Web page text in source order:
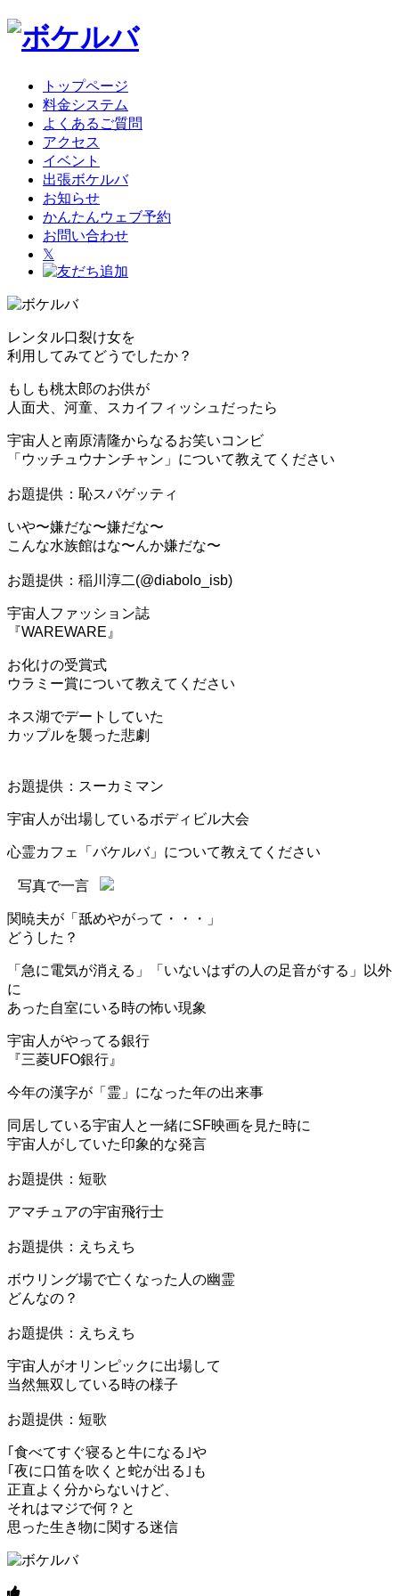
トップページ
料金システム
よくあるご質問
アクセス
イベント
出張ボケルバ
お知らせ
かんたんウェブ予約
お問い合わせ
𝕏
レンタル口裂け女を
利用してみてどうでしたか？
もしも桃太郎のお供が
人面犬、河童、スカイフィッシュだったら
宇宙人と南原清隆からなるお笑いコンビ
「ウッチュウナンチャン」について教えてください
お題提供：恥スパゲッティ
いや〜嫌だな〜嫌だな〜
こんな水族館はな〜んか嫌だな〜
お題提供：稲川淳二(@diabolo_isb)
宇宙人ファッション誌
『WAREWARE』
お化けの受賞式
ウラミー賞について教えてください
ネス湖でデートしていた
カップルを襲った悲劇
お題提供：スーカミマン
宇宙人が出場しているボディビル大会
心霊カフェ「バケルバ」について教えてください
写真で一言
関暁夫が「舐めやがって・・・」
どうした？
「急に電気が消える」「いないはずの人の足音がする」以外
に
あった自室にいる時の怖い現象
宇宙人がやってる銀行
『三菱UFO銀行』
今年の漢字が「霊」になった年の出来事
同居している宇宙人と一緒にSF映画を見た時に
宇宙人がしていた印象的な発言
お題提供：短歌
アマチュアの宇宙飛行士
お題提供：えちえち
ボウリング場で亡くなった人の幽霊
どんなの？
お題提供：えちえち
宇宙人がオリンピックに出場して
当然無双している時の様子
お題提供：短歌
｢食べてすぐ寝ると牛になる｣や
｢夜に口笛を吹くと蛇が出る｣も
正直よく分からないけど、
それはマジで何？と
思った生き物に関する迷信